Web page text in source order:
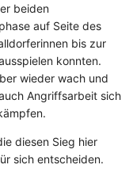
beiden
auf Seite des
bis zur
konnten.
wieder wach und
Angriffsarbeit sich
diesen Sieg hier
sich entscheiden.